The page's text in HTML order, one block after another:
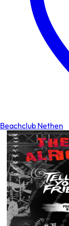
Beachclub Nethen